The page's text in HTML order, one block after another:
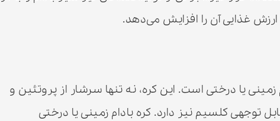
غذایی آن را افزایش می‌دهد.
یا درختی است. این کره، نه تنها سرشار از پروتئین و
توجهی کلسیم نیز دارد. کره بادام زمینی یا درختی